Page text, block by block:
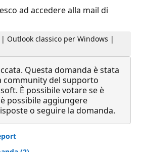
ad accedere alla mail di
Outlook classico per Windows |
Questa domanda è stata
community del supporto
È possibile votare se è
possibile aggiungere
o seguire la domanda.